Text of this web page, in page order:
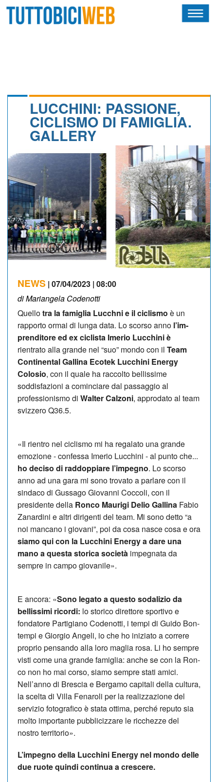
CALENDARIO
ALBI D'ORO
NEWSLETTER
LUCCHINI: PASSIONE,
CICLISMO DI FAMIGLIA.
GALLERY
NEWS | 07/04/2023 | 08:00
di Mariangela Codenotti
Quellotra la famiglia Lucchni e il ciclismo è un
rapporto ormai di lunga data. Lo scorso anno l’im­
prenditore ed ex ciclista Ime­rio Lucchini è
rientrato alla grande nel “suo” mondo con il Team
Conti­nen­tal Gallina Ecotek Lucchini Ener­gy
Colosio, con il quale ha raccolto bellissime
soddisfazioni a cominciare dal passaggio al
professionismo di Walter Calzoni, approdato al team
svizzero Q36.5.
«Il rientro nel ciclismo mi ha regalato una grande
emozione - confessa Imerio Lucchini - al punto che...
ho deciso di raddoppiare l’impegno. Lo scorso
anno ad una gara mi sono trovato a parlare con il
sindaco di Gussago Giovanni Coc­coli, con il
presidente della Ronco Maurigi Delio Gallina Fabio
Zanardini e altri dirigenti del team. Mi sono detto “a
noi mancano i giovani”, poi da cosa nasce cosa e ora
siamo qui con la Luc­chini Energy a dare una
mano a questa storica società impegnata da
sempre in campo giovanile».
E ancora: «Sono legato a questo sodalizio da
bellissimi ricordi: lo storico di­rettore sportivo e
fondatore Parti­gia­no Codenotti, i tempi di Guido Bon­
tempi e Giorgio Angeli, io che ho iniziato a correre
proprio pensando alla loro ma­glia rosa. Li ho sempre
visti come una grande famiglia: anche se con la Ron­
co non ho mai corso, siamo sempre stati amici.
Nell’anno di Brescia e Bergamo capitali della cultura,
la scelta di Villa Fenaroli per la realizzazione del
servizio fotografico è stata ottima, perché reputo sia
molto importante pubblicizzare le ricchezze del
nostro territorio».
L’impegno della Lucchini Energy nel mondo delle
due ruote quindi continua a crescere.